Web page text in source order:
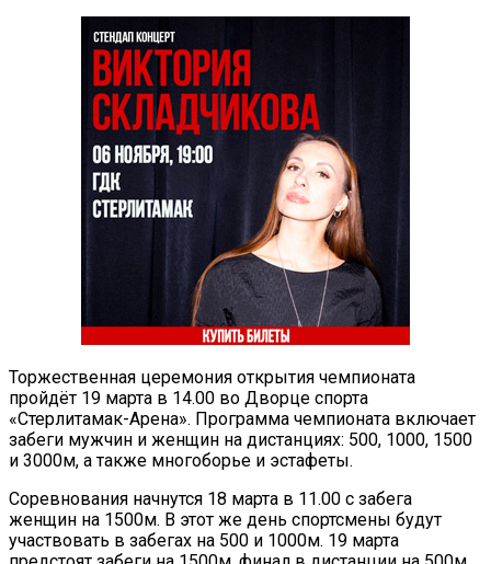
Торжественная церемония открытия чемпионата
пройдёт 19 марта в 14.00 во Дворце спорта
«Стерлитамак-Арена». Программа чемпионата включает
забеги мужчин и женщин на дистанциях: 500, 1000, 1500
и 3000м, а также многоборье и эстафеты.
Соревнования начнутся 18 марта в 11.00 с забега
женщин на 1500м. В этот же день спортсмены будут
участвовать в забегах на 500 и 1000м. 19 марта